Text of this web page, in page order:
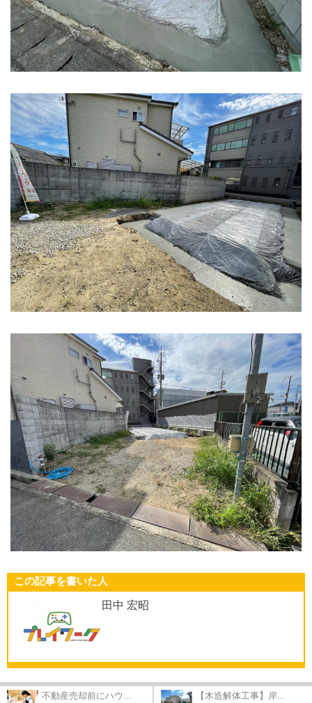
この記事を書いた人
田中 宏昭
不動産売却前にハウ... 【木造解体工事】岸...